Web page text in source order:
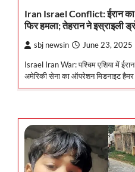
Iran Israel Conflict: ईरान का
फिर हमला; तेहरान ने इस्राइली
sbj newsin June 23, 2025
Israel Iran War: पश्चिम एशिया में
अमेरिकी सेना का ऑपरेशन मिडनाइट